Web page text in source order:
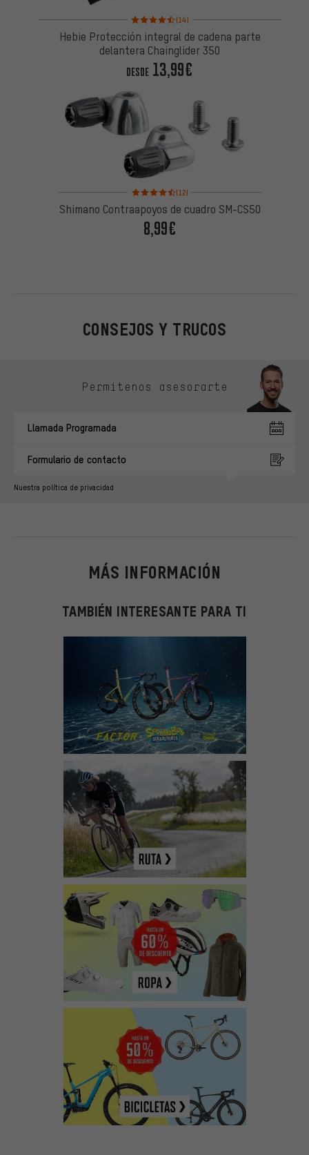
Valoración media: 4,5 de 5 basada en 14 reseñas
(14)
Hebie Protección integral de cadena parte
delantera Chainglider 350
DESDE 13,99€
Valoración media: 4,5 de 5 basada en 12 reseñas
(12)
Shimano Contraapoyos de cuadro SM-CS50
8,99€
CONSEJOS Y TRUCOS
Permítenos asesorarte
Llamada Programada
Formulario de contacto
Nuestra política de privacidad
MÁS INFORMACIÓN
TAMBIÉN INTERESANTE PARA TI